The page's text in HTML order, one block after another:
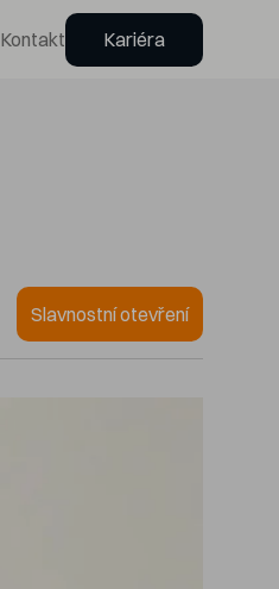
Kontakt Kariéra
Slavnostní otevření